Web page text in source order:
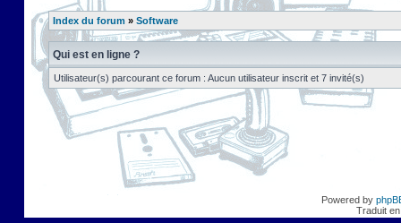
Index du forum » Software
Qui est en ligne ?
Utilisateur(s) parcourant ce forum : Aucun utilisateur inscrit et 7 invité(s)
Powered by
Traduit